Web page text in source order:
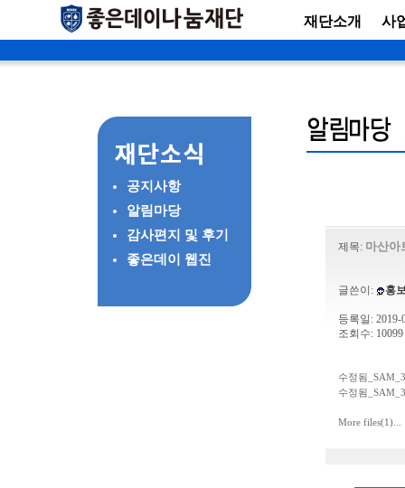
재단소개 사
공지사항
알림마당
감사편지 및 후기
좋은데이 웹진
제목: 마산아
글쓴이: 홍
등록일: 2019-
조회수: 10099
수정됨
수정됨
More files(1)...